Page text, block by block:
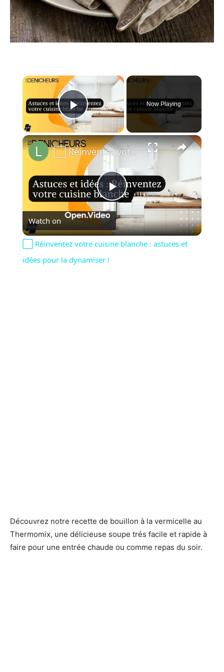
×
Play Video
Now Playing
×
Play
Video
⬜️ Réinventez votre cuisine blanche : astuces et idées pour la dynamiser !
Watch on
⬜️ Réinventez votre cuisine blanche : astuces et
idées pour la dynamiser !
Découvrez notre recette de bouillon à la vermicelle au
Thermomix, une délicieuse soupe trés facile et rapide à
faire pour une entrée chaude ou comme repas du soir.